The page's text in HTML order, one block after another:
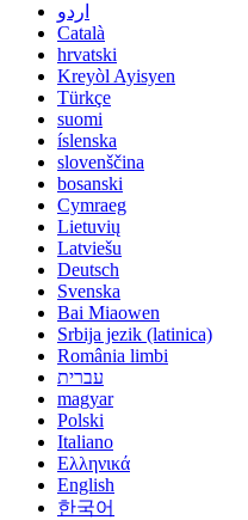
اردو
Català
hrvatski
Kreyòl Ayisyen
Türkçe
suomi
íslenska
slovenščina
bosanski
Cymraeg
Lietuvių
Latviešu
Deutsch
Svenska
Bai Miaowen
Srbija jezik (latinica)
România limbi
עברית
magyar
Polski
Italiano
Ελληνικά
English
한국어